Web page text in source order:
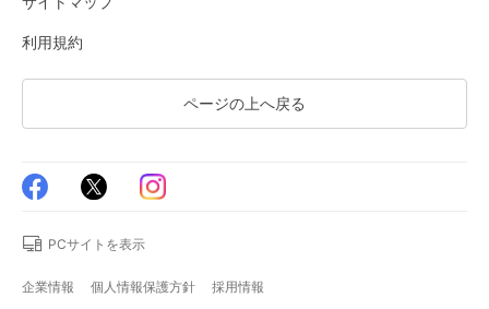
利用規約
ページの上へ戻る
PCサイトを表示
企業情報 個人情報保護方針 採用情報